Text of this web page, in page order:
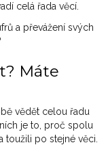
celá řada věcí.
a převážení svých
Máte
vědět celou řadu
je to, proč spolu
toužili po stejné věci.